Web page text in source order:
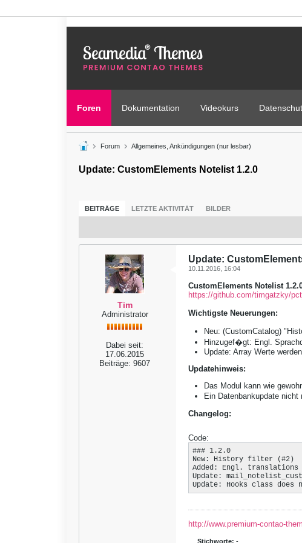
Foren Dokumentation Videokurs
Forum Allgemeines, Ankündigungen (nur lesbar)
Update: CustomElements Notelist 1.2.0
BEITRÄGE LETZTE AKTIVITÄT BILDER
Tim
Administrator
Dabei seit:
17.06.2015
Beiträge: 9607
Update:
10.11.2016, 16:04
CustomElements Notelist
https://github.com/timgatzky/
Wichtigste Neuerungen:
Neu: (CustomCatalog)
Hinzugef�gt: Engl.
Update: Array Werte
Updatehinweis:
Das Modul kann wie
Ein Datenbankupdate
Changelog:
Code:
### 1.2.0
New: History filter (#2)
Added: Engl. translations
Update:
Update: Hooks class does
http://www.premium-contao-
Stichworte: -